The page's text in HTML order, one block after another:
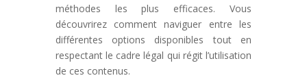
méthodes les plus efficaces. Vous
découvrirez comment naviguer entre les
différentes options disponibles tout en
respectant le cadre légal qui régit l’utilisation
de ces contenus.